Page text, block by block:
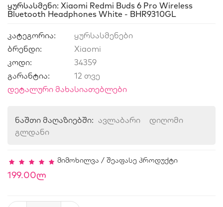
Ყურსასმენი: Xiaomi Redmi Buds 6 Pro Wireless
Bluetooth Headphones White - BHR9310GL
კატეგორია:
ყურსასმენები
ბრენდი:
Xiaomi
კოდი:
34359
გარანტია:
12 თვე
დეტალური მახასიათებლები
ნაშთი მაღაზიებში: ავლაბარი
დიღომი
გლდანი
მიმოხილვა / შეაფასე პროდუქტი
199.00ლ